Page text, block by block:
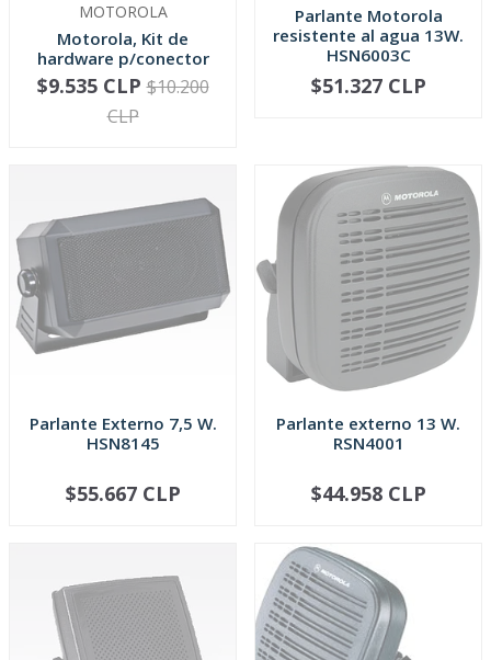
MOTOROLA
Motorola, Kit de
hardware p/conector
trasero se...
+
-
$9.535 CLP$10.200
CLP
Parlante Motorola
resistente al agua 13W.
HSN6003C
SOLD OUT
$51.327 CLP
Parlante Externo 7,5 W.
HSN8145
SOLD OUT
$55.667 CLP
Parlante externo 13 W.
RSN4001
SOLD OUT
$44.958 CLP